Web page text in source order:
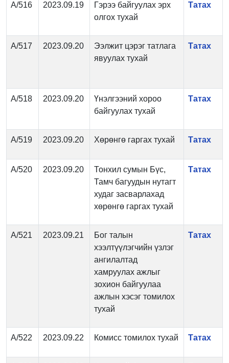
А/516 2023.09.19
Гэрээ байгуулах эрх
олгох тухай
Татах
А/517 2023.09.20
Ээлжит цэрэг татлага
явуулах тухай
Татах
А/518 2023.09.20
Үнэлгээний хороо
байгуулах тухай
Татах
А/519 2023.09.20 Хөрөнгө гаргах тухай Татах
А/520 2023.09.20
Тонхил сумын Бүс,
Тамч багуудын нутагт
худаг засварлахад
хөрөнгө гаргах тухай
Татах
А/521 2023.09.21
Бог талын
хээлтүүлэгчийн үзлэг
ангилалтад
хамруулах ажлыг
зохион байгуулаа
ажлын хэсэг томилох
тухай
Татах
А/522 2023.09.22 Комисс томилох тухай Татах